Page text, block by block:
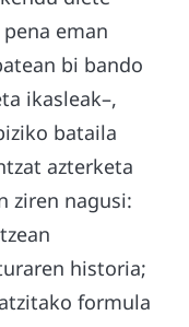
eman
bi bando
ikasleak–,
bataila
azterketa
ziren nagusi:
historia;
formula